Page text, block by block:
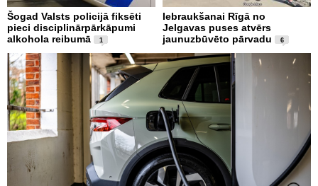
Šogad Valsts policijā fiksēti
pieci disciplinārpārkāpumi
alkohola reibumā
1
Iebraukšanai Rīgā no
Jelgavas puses atvērs
jaunuzbūvēto pārvadu
6